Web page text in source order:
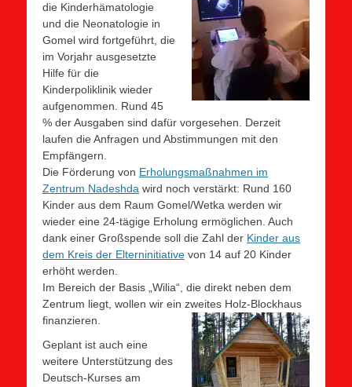
die Kinderhämatologie
und die Neonatologie in
Gomel wird fortgeführt, die
im Vorjahr ausgesetzte
Hilfe für die
Kinderpoliklinik wieder
aufgenommen. Rund 45
% der Ausgaben sind dafür vorgesehen. Derzeit
laufen die Anfragen und Abstimmungen mit den
Empfängern.
Die Förderung von Erholungsmaßnahmen im
Zentrum Nadeshda wird noch verstärkt: Rund 160
Kinder aus dem Raum Gomel/Wetka werden wir
wieder eine 24-tägige Erholung ermöglichen. Auch
dank einer Großspende soll die Zahl der Kinder aus
dem Kreis der Elterninitiative von 14 auf 20 Kinder
erhöht werden.
Im Bereich der Basis „Wilia“, die direkt neben dem
Zentrum liegt, wollen wir ein zweites Holz-Blockhaus
finanzieren.
Geplant ist auch eine
weitere Unterstützung des
Deutsch-Kurses am